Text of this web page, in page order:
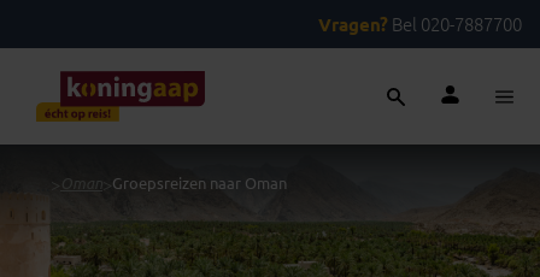
Vragen? Bel 020-7887700
Oman >Groepsreizen naar Oman